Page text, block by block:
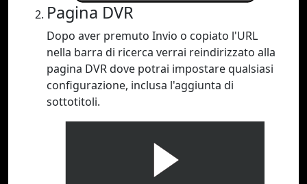
Pagina DVR
Dopo aver premuto Invio o copiato l'URL
nella barra di ricerca verrai reindirizzato alla
pagina DVR dove potrai impostare qualsiasi
configurazione, inclusa l'aggiunta di
sottotitoli.